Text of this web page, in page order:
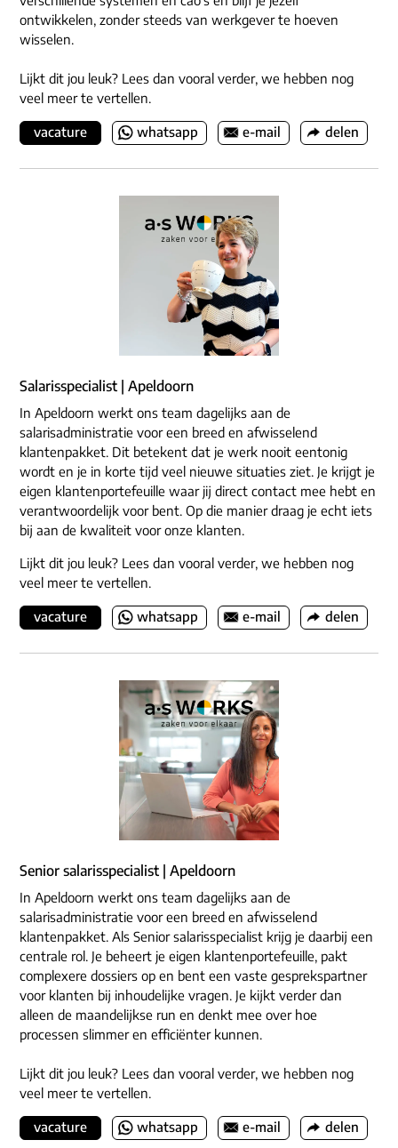
ontwikkelen, zonder steeds van werkgever te hoeven
wisselen.
Lijkt dit jou leuk? Lees dan vooral verder, we hebben nog
veel meer te vertellen.
vacature whatsapp e-mail delen
Salarisspecialist | Apeldoorn
In Apeldoorn werkt ons team dagelijks aan de
salarisadministratie voor een breed en afwisselend
klantenpakket. Dit betekent dat je werk nooit eentonig
wordt en je in korte tijd veel nieuwe situaties ziet. Je krijgt je
eigen klantenportefeuille waar jij direct contact mee hebt en
verantwoordelijk voor bent. Op die manier draag je echt iets
bij aan de kwaliteit voor onze klanten.
Lijkt dit jou leuk? Lees dan vooral verder, we hebben nog
veel meer te vertellen.
vacature whatsapp e-mail delen
Senior salarisspecialist | Apeldoorn
In Apeldoorn werkt ons team dagelijks aan de
salarisadministratie voor een breed en afwisselend
klantenpakket. Als Senior salarisspecialist krijg je daarbij een
centrale rol. Je beheert je eigen klantenportefeuille, pakt
complexere dossiers op en bent een vaste gesprekspartner
voor klanten bij inhoudelijke vragen. Je kijkt verder dan
alleen de maandelijkse run en denkt mee over hoe
processen slimmer en efficiënter kunnen.
Lijkt dit jou leuk? Lees dan vooral verder, we hebben nog
veel meer te vertellen.
vacature whatsapp e-mail delen